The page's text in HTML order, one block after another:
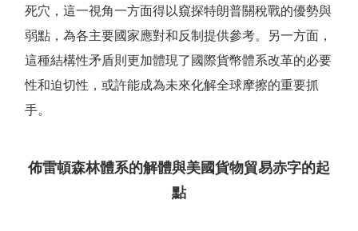
死穴，這一視角一方面得以窺探特朗普關稅戰的優勢與
弱點，為各主要國家應對和反制提供參考。另一方面，
這種結構性矛盾則更加體現了國際貨幣體系改革的必要
性和迫切性，或許能成為未來化解全球摩擦的重要抓
手。
佈雷頓森林體系的解體與美國貨物貿易赤字的起
點